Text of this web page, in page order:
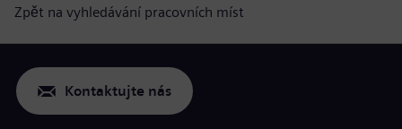
Zpět na vyhledávání pracovních míst
Kontaktujte nás